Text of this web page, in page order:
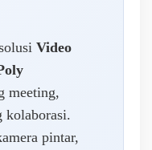
Video
meeting,
kolaborasi.
pintar,